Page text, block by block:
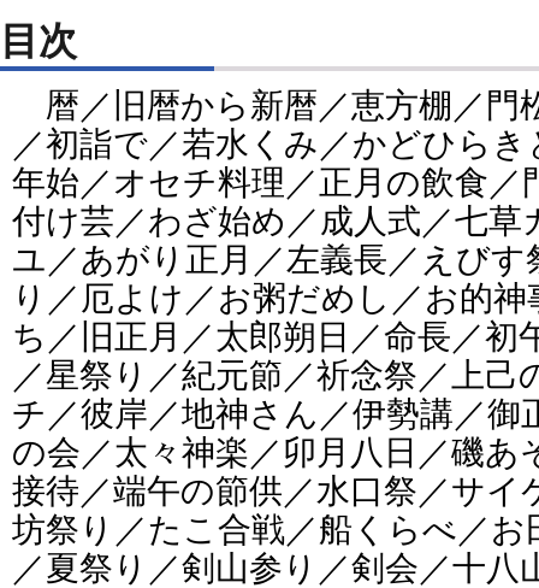
目次
暦／旧暦から新暦／恵方棚／門
／初詣で／若水くみ／かどひらき
年始／オセチ料理／正月の飲食／
付け芸／わざ始め／成人式／七草
ユ／あがり正月／左義長／えびす
り／厄よけ／お粥だめし／お的
ち／旧正月／太郎朔日／命長／初
／星祭り／紀元節／祈念祭／上
チ／彼岸／地神さん／伊勢講／御
の会／太々神楽／卯月八日／磯あ
接待／端午の節供／水口祭／サ
坊祭り／たこ合戦／船くらべ／お
／夏祭り／剣山参り／剣会／十八